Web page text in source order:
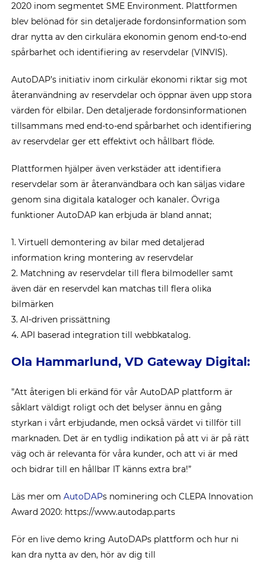
2020 inom segmentet SME Environment. Plattformen
blev belönad för sin detaljerade fordonsinformation som
drar nytta av den cirkulära ekonomin genom end-to-end
spårbarhet och identifiering av reservdelar (VINVIS).
AutoDAP’s initiativ inom cirkulär ekonomi riktar sig mot
återanvändning av reservdelar och öppnar även upp stora
värden för elbilar. Den detaljerade fordonsinformationen
tillsammans med end-to-end spårbarhet och identifiering
av reservdelar ger ett effektivt och hållbart flöde.
Plattformen hjälper även verkstäder att identifiera
reservdelar som är återanvändbara och kan säljas vidare
genom sina digitala kataloger och kanaler. Övriga
funktioner AutoDAP kan erbjuda är bland annat;
1. Virtuell demontering av bilar med detaljerad
information kring montering av reservdelar
2. Matchning av reservdelar till flera bilmodeller samt
även där en reservdel kan matchas till flera olika
bilmärken
3. AI-driven prissättning
4. API baserad integration till webbkatalog.
Ola Hammarlund, VD Gateway Digital:
”Att återigen bli erkänd för vår AutoDAP plattform är
såklart väldigt roligt och det belyser ännu en gång
styrkan i vårt erbjudande, men också värdet vi tillför till
marknaden. Det är en tydlig indikation på att vi är på rätt
väg och är relevanta för våra kunder, och att vi är med
och bidrar till en hållbar IT känns extra bra!”
Läs mer omAutoDAPs nominering och CLEPA Innovation
Award 2020: https://www.autodap.parts
För en live demo kring AutoDAPs plattform och hur ni
kan dra nytta av den, hör av dig till